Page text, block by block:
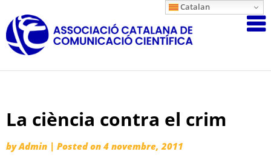
to
content
Associació
La ciència contra el crim
byAdmin | Posted on 4 novembre, 2011
Catalan